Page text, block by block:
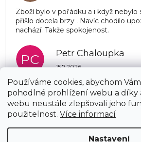
Používáme cookies, abychom
pohodlné prohlížení webu a díky
webu neustále zlepšovali jeho
použitelnost. Více informací
Nastavení
Zboží bylo v pořádku a i když nebylo
přišlo docela brzy . Navíc chodilo
nachází. Takže spokojenost.
PC Petr Chaloupka
Hodnocení obchodu je 5
15.7.2026